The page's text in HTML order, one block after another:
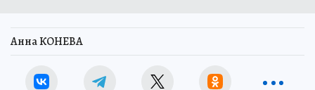
Анна КОНЕВА